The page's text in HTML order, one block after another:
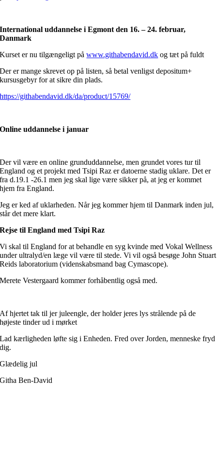
International uddannelse i Egmont den 16. – 24. februar,
Danmark
Kurset er nu tilgængeligt påwww.githabendavid.dk og tæt på fuldt
Der er mange skrevet op på listen, så betal venligst depositum+
kursusgebyr for at sikre din plads.
https://githabendavid.dk/da/product/15769/
Online uddannelse i januar
Der vil være en online grunduddannelse, men grundet vores tur til
England og et projekt med Tsipi Raz er datoerne stadig uklare. Det er
fra d.19.1 -26.1 men jeg skal lige være sikker på, at jeg er kommet
hjem fra England.
Jeg er ked af uklarheden. Når jeg kommer hjem til Danmark inden jul,
står det mere klart.
Rejse til England med Tsipi Raz
Vi skal til England for at behandle en syg kvinde med Vokal Wellness
under ultralyd/en læge vil være til stede. Vi vil også besøge John Stuart
Reids laboratorium (videnskabsmand bag Cymascope).
Merete Vestergaard kommer forhåbentlig også med.
Af hjertet tak til jer juleengle, der holder jeres lys strålende på de
højeste tinder ud i mørket
Lad kærligheden løfte sig i Enheden. Fred over Jorden, menneske fryd
dig.
Glædelig jul
Githa Ben-David